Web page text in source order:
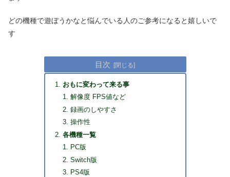
どの機種で遊ぼうかなと悩んでいる人のご参考になると嬉しいで
す
目次
おもに変わって来る事
解像度 FPS値など
録画のしやすさ
操作性
各機種一覧
PC版
Switch版
PS4版